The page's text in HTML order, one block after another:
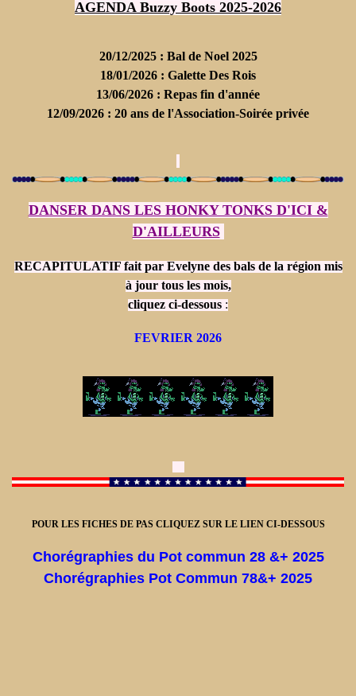
AGENDA Buzzy Boots 2025-2026
20/12/2025 : Bal de Noel 2025
18/01/2026 : Galette Des Rois
13/06/2026 : Repas fin d'année
12/09/2026 : 20 ans de l'Association-Soirée privée
DANSER DANS LES HONKY TONKS D'ICI &
D'AILLEURS
RECAPITULATIF fait par Evelyne des bals de la région mis
à jour tous les mois,
cliquez ci-dessous :
FEVRIER 2026
POUR LES FICHES DE PAS CLIQUEZ SUR LE LIEN CI-DESSOUS
Chorégraphies du Pot commun 28 &+ 2025
Chorégraphies Pot Commun 78&+ 2025